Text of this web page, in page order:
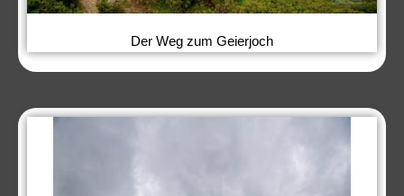
Der Weg zum Geierjoch